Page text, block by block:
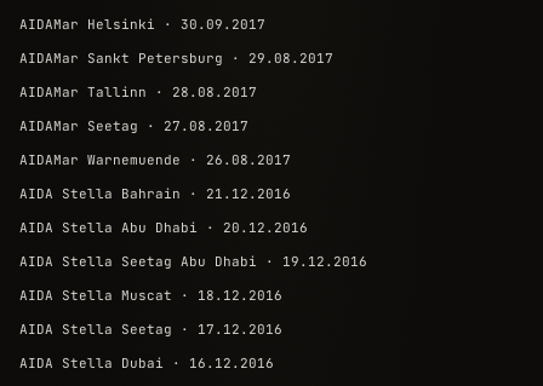
AIDAMar Helsinki · 30.09.2017
AIDAMar Sankt Petersburg · 29.08.2017
AIDAMar Tallinn · 28.08.2017
AIDAMar Seetag · 27.08.2017
AIDAMar Warnemuende · 26.08.2017
AIDA Stella Bahrain · 21.12.2016
AIDA Stella Abu Dhabi · 20.12.2016
AIDA Stella Seetag Abu Dhabi · 19.12.2016
AIDA Stella Muscat · 18.12.2016
AIDA Stella Seetag · 17.12.2016
AIDA Stella Dubai · 16.12.2016